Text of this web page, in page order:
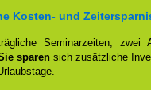
Kosten- und
Seminarzeiten,
sparensich zusätzliche